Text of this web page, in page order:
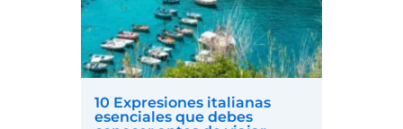
10 Expresiones italianas
esenciales que debes